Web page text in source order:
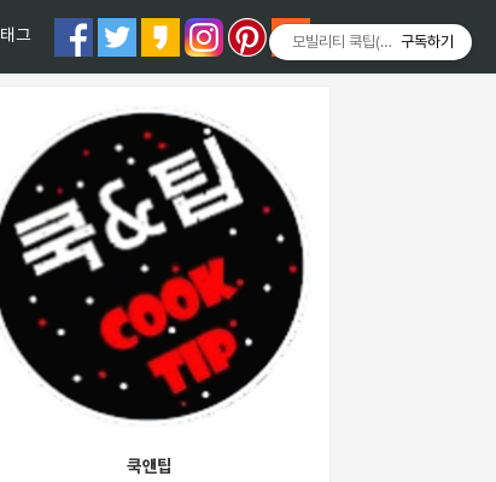
태그
쿡앤팁
티스토리툴바
모빌리티 쿡팁(Mobility
구독하기